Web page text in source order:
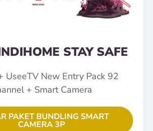
STAY SAFE
UseeTV New Entry Pack 92
+ Smart Camera
PAKET BUNDLING SMART
CAMERA 3P